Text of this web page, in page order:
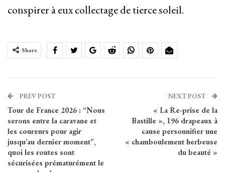
conspirer à eux collectage de tierce soleil.
Share
PREV POST
Tour de France 2026 : “Nous
serons entre la caravane et
les coureurs pour agir
jusqu’au dernier moment”,
quoi les routes sont
sécurisées prématurément le
NEXT POST
« La Re-prise de la
Bastille », 196 drapeaux à
cause personnifier une
« chamboulement herbeuse
du beauté »